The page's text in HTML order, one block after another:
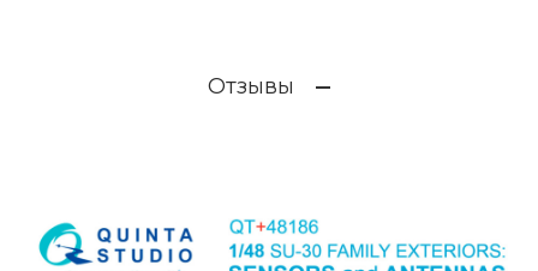
Отзывы